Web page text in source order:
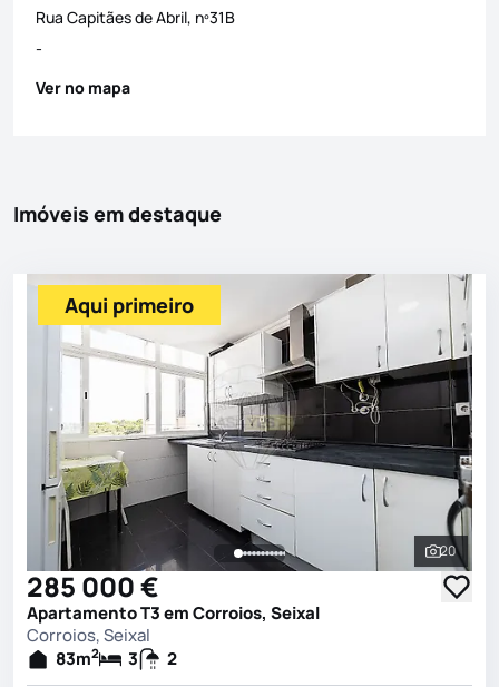
Rua Capitães de Abril, nº31B
-
Ver no mapa
Imóveis em destaque
Ver
20
Aqui primeiro
285 000 €
Apartamento T3 em Corroios, Seixal
Corroios, Seixal
83m2 3 2